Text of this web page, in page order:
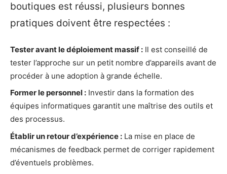
boutiques est réussi, plusieurs bonnes
pratiques doivent être respectées :
Tester avant le déploiement massif : Il est conseillé de
tester l’approche sur un petit nombre d’appareils avant de
procéder à une adoption à grande échelle.
Former le personnel : Investir dans la formation des
équipes informatiques garantit une maîtrise des outils et
des processus.
Établir un retour d’expérience : La mise en place de
mécanismes de feedback permet de corriger rapidement
d’éventuels problèmes.